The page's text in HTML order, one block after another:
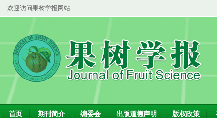
欢迎访问果树学报网站
首页 期刊简介 编委会 出版道德声明 版权政策